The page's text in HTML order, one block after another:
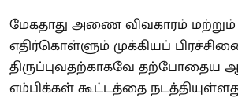
மேகதாது அணை விவகாரம் மற்றும்
எதிர்கொள்ளும் முக்கியப்
திருப்புவதற்காகவே தற்போதைய
எம்பிக்கள் கூட்டத்தை